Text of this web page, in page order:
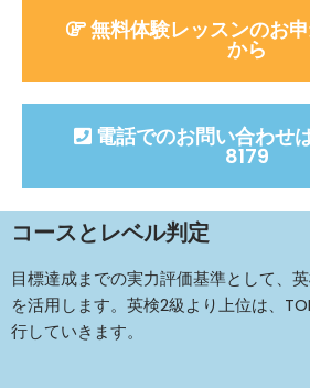
無料体験レッスンのお
から
電話でのお問い合わ
8179
コースとレベル判定
目標達成までの実力評価基準として、
を活用します。英検2級より上位は、
行していきます。